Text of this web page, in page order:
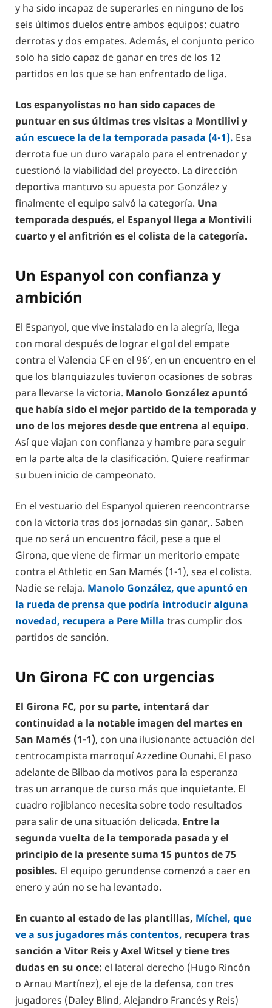
y ha sido incapaz de superarles en ninguno de los
seis últimos duelos entre ambos equipos: cuatro
derrotas y dos empates. Además, el conjunto perico
solo ha sido capaz de ganar en tres de los 12
partidos en los que se han enfrentado de liga.
Los espanyolistas no han sido capaces de
puntuar en sus últimas tres visitas a Montilivi y
aún escuece la de la temporada pasada (4-1). Esa
derrota fue un duro varapalo para el entrenador y
cuestionó la viabilidad del proyecto. La dirección
deportiva mantuvo su apuesta por González y
finalmente el equipo salvó la categoría. Una
temporada después, el Espanyol llega a Montivili
cuarto y el anfitrión es el colista de la categoría.
Un Espanyol con confianza y
ambición
El Espanyol, que vive instalado en la alegría, llega
con moral después de lograr el gol del empate
contra el Valencia CF en el 96′, en un encuentro en el
que los blanquiazules tuvieron ocasiones de sobras
para llevarse la victoria. Manolo González apuntó
que había sido el mejor partido de la temporada y
uno de los mejores desde que entrena al equipo.
Así que viajan con confianza y hambre para seguir
en la parte alta de la clasificación. Quiere reafirmar
su buen inicio de campeonato.
En el vestuario del Espanyol quieren reencontrarse
con la victoria tras dos jornadas sin ganar,. Saben
que no será un encuentro fácil, pese a que el
Girona, que viene de firmar un meritorio empate
contra el Athletic en San Mamés (1-1), sea el colista.
Nadie se relaja. Manolo González, que apuntó en
la rueda de prensa que podría introducir alguna
novedad, recupera a Pere Milla tras cumplir dos
partidos de sanción.
Un Girona FC con urgencias
El Girona FC, por su parte, intentará dar
continuidad a la notable imagen del martes en
San Mamés (1-1), con una ilusionante actuación del
centrocampista marroquí Azzedine Ounahi. El paso
adelante de Bilbao da motivos para la esperanza
tras un arranque de curso más que inquietante. El
cuadro rojiblanco necesita sobre todo resultados
para salir de una situación delicada. Entre la
segunda vuelta de la temporada pasada y el
principio de la presente suma 15 puntos de 75
posibles. El equipo gerundense comenzó a caer en
enero y aún no se ha levantado.
En cuanto al estado de las plantillas, Míchel, que
ve a sus jugadores más contentos, recupera tras
sanción a Vitor Reis y Axel Witsel y tiene tres
dudas en su once: el lateral derecho (Hugo Rincón
o Arnau Martínez), el eje de la defensa, con tres
jugadores (Daley Blind, Alejandro Francés y Reis)